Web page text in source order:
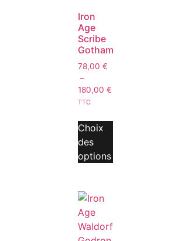
Iron
Age
Scribe
Gotham
78,00€
–
180,00€
TTC
Choix
des
options